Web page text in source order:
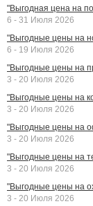
"Выгодная цена на
6 - 31 Июля 2026
"Выгодные цены на
6 - 19 Июля 2026
"Выгодные цены на
3 - 20 Июля 2026
"Выгодные цены на
3 - 20 Июля 2026
"Выгодные цены на
3 - 20 Июля 2026
"Выгодные цены на
3 - 20 Июля 2026
"Выгодные цены на
3 - 20 Июля 2026